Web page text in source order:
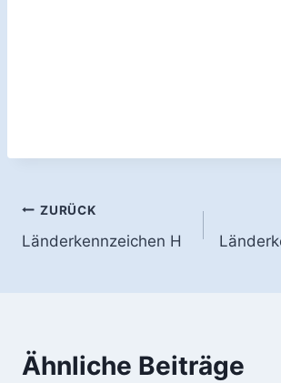
Beitragsnavigation
ZURÜCK
Länderkennzeichen H
Ähnliche Beiträge